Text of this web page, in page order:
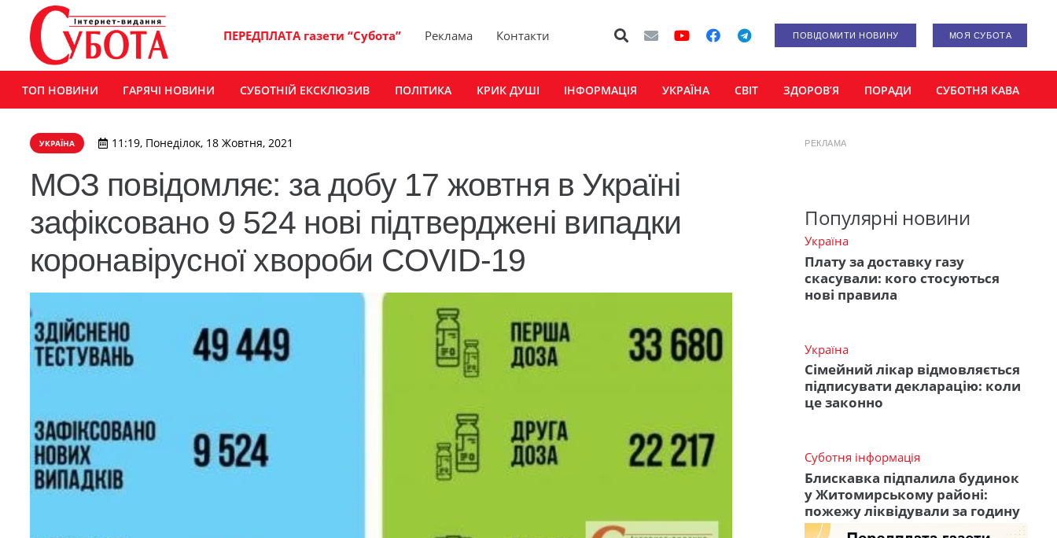
ПЕРЕДПЛАТА газети “Субота” Реклама Контакти ПОВІДОМИТИ НОВИНУ МОЯ СУБОТА
ТОП НОВИНИ ГАРЯЧІ НОВИНИ СУБОТНІЙ ЕКСКЛЮЗИВ ПОЛІТИКА КРИК ДУШІ ІНФОРМАЦІЯ УКРАЇНА СВІТ ЗДОРОВ’Я ПОРАДИ СУБОТНЯ КАВА
УКРАЇНА 11:19, Понеділок, 18 Жовтня, 2021
МОЗ повідомляє: за добу 17 жовтня в Україні
зафіксовано 9 524 нові підтверджені випадки
коронавірусної хвороби COVID-19
РЕКЛАМА
Популярні новини
Україна
Плату за доставку газу
скасували: кого стосуються
нові правила
Україна
Сімейний лікар відмовляється
підписувати декларацію: коли
це законно
Суботня інформація
Блискавка підпалила будинок
у Житомирському районі:
пожежу ліквідували за годину